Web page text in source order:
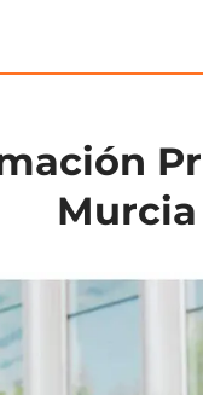
Murcia